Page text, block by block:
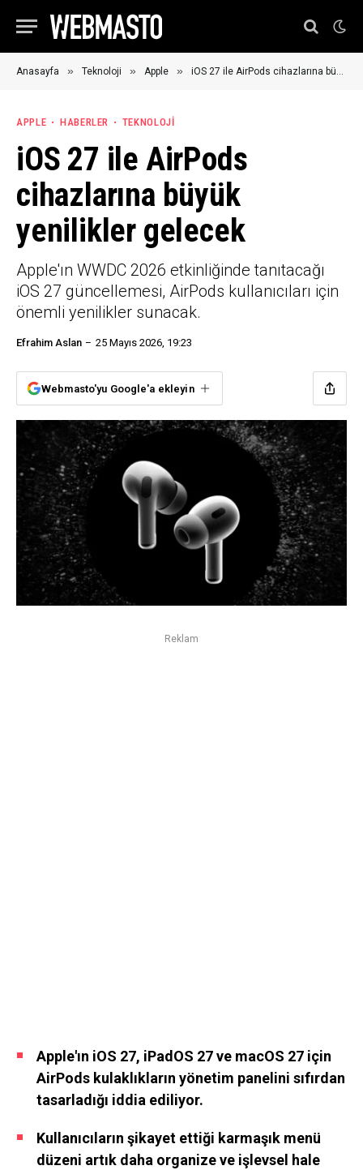
Anasayfa » Teknoloji » Apple » iOS 27 ile AirPods cihazlarına büyük yenilikler gelecek
APPLE HABERLER TEKNOLOJI
iOS 27 ile AirPods
cihazlarına büyük
yenilikler gelecek
Apple'ın WWDC 2026 etkinliğinde tanıtacağı
iOS 27 güncellemesi, AirPods kullanıcıları için
önemli yenilikler sunacak.
Efrahim Aslan 25 Mayıs 2026, 19:23
Webmasto'yu Google'a ekleyin
Reklam
Apple'ın iOS 27, iPadOS 27 ve macOS 27 için
AirPods kulaklıkların yönetim panelini sıfırdan
tasarladığı iddia ediliyor.
Kullanıcıların şikayet ettiği karmaşık menü
düzeni artık daha organize ve işlevsel hale